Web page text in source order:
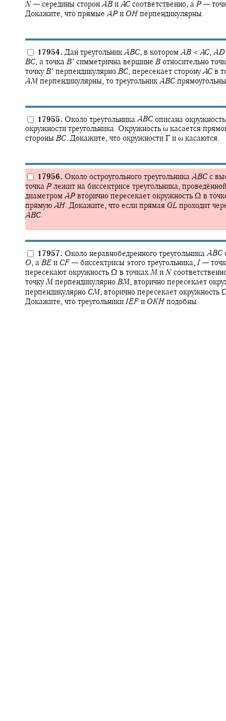
N — середины сторон AB и AC соответственно, а P —
Докажите, что прямые AP и OH перпендикулярны.
17954. Дан треугольник ABC, в котором AB < AC, AD
BC, а точка B′ симметрична вершине B относительно
точкуB′ перпендикулярно BC, пересекает сторонуAC в
AM перпендикулярны, то треугольник ABC
17955. Около треугольника ABC описана
окружности треугольника. Окружность ω касается
стороны BC. Докажите, что окружности Γ и ω касаются.
17956. Около остроугольного треугольника ABC с
точка P лежит на биссектрисе треугольника,
диаметром AP вторично пересекает окружность Ω в
прямую AH. Докажите, что если прямая GL проходит
ABC.
17957. Около неравнобедренного треугольника ABC
O, а BE и CF — биссектрисы этого треугольника, I —
пересекают окружность Ω в точках M и N
точкуM перпендикулярно BM, вторично пересекает
перпендикулярно CM, вторично пересекает окружность
Докажите, что треугольники IEF и OKH подобны.